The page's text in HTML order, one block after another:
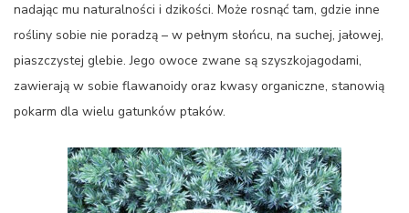
nadając mu naturalności i dzikości. Może rosnąć tam, gdzie inne
rośliny sobie nie poradzą – w pełnym słońcu, na suchej, jałowej,
piaszczystej glebie. Jego owoce zwane są szyszkojagodami,
zawierają w sobie flawanoidy oraz kwasy organiczne, stanowią
pokarm dla wielu gatunków ptaków.